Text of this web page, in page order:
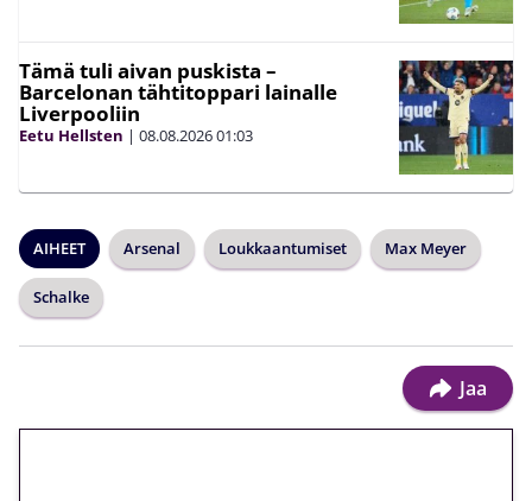
Tämä tuli aivan puskista –
Barcelonan tähtitoppari lainalle
Liverpooliin
Eetu Hellsten | 08.08.202601:03
AIHEET Arsenal Loukkaantumiset Max Meyer
Schalke
Jaa